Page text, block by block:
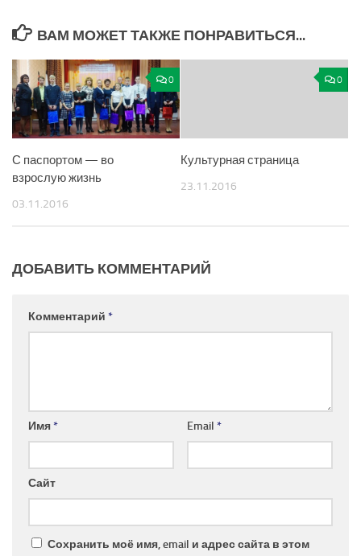
ВАМ МОЖЕТ ТАКЖЕ ПОНРАВИТЬСЯ...
0
С паспортом — во
взрослую жизнь
03.11.2016
0
Культурная страница
23.11.2016
ДОБАВИТЬ КОММЕНТАРИЙ
Комментарий *
Имя* Email *
Сайт
Сохранить моё имя, email и адрес сайта в этом